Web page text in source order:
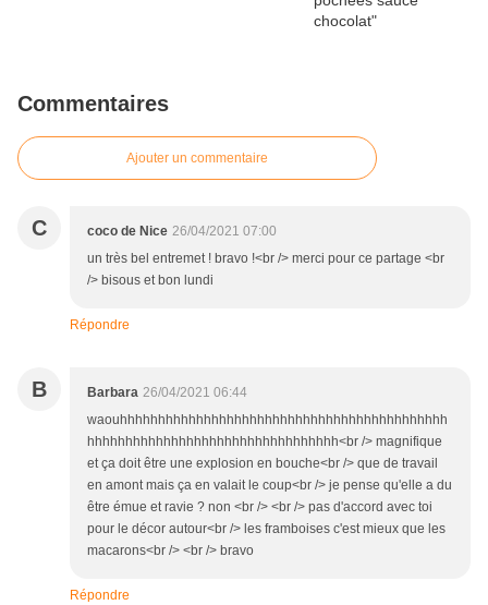
Commentaires
Ajouter un commentaire
C coco de Nice 26/04/2021 07:00
un très bel entremet ! bravo !<br /> merci pour ce partage <br
/> bisous et bon lundi
Répondre
B Barbara 26/04/2021 06:44
waouhhhhhhhhhhhhhhhhhhhhhhhhhhhhhhhhhhhhhhhhhhh
hhhhhhhhhhhhhhhhhhhhhhhhhhhhhhhhh<br /> magnifique
et ça doit être une explosion en bouche<br /> que de travail
en amont mais ça en valait le coup<br /> je pense qu'elle a du
être émue et ravie ? non <br /> <br /> pas d'accord avec toi
pour le décor autour<br /> les framboises c'est mieux que les
macarons<br /> <br /> bravo
Répondre